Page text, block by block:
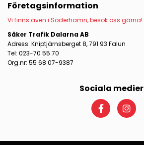
Företagsinformation
Vi finns även i Söderhamn, besök oss gärna!
Säker Trafik Dalarna AB
Adress: Kniptjärnsberget 8, 791 93 Falun
Tel: 023-70 55 70
Org.nr: 55 68 07-9387
Sociala medier